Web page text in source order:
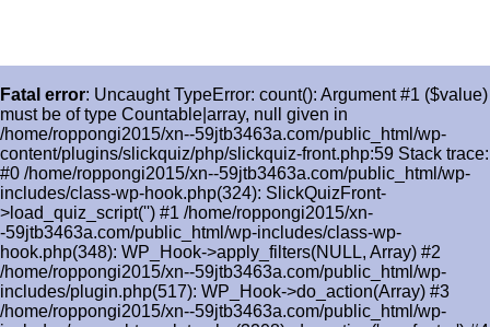
Fatal error: Uncaught TypeError: count(): Argument #1 ($value)
must be of type Countable|array, null given in
/home/roppongi2015/xn--59jtb3463a.com/public_html/wp-
content/plugins/slickquiz/php/slickquiz-front.php:59 Stack trace:
#0 /home/roppongi2015/xn--59jtb3463a.com/public_html/wp-
includes/class-wp-hook.php(324): SlickQuizFront-
>load_quiz_script('') #1 /home/roppongi2015/xn-
-59jtb3463a.com/public_html/wp-includes/class-wp-
hook.php(348): WP_Hook->apply_filters(NULL, Array) #2
/home/roppongi2015/xn--59jtb3463a.com/public_html/wp-
includes/plugin.php(517): WP_Hook->do_action(Array) #3
/home/roppongi2015/xn--59jtb3463a.com/public_html/wp-